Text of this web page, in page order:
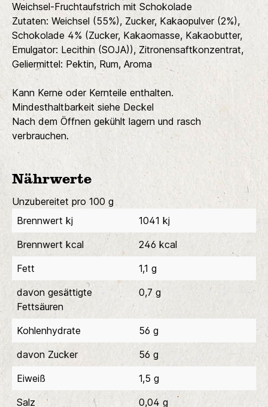
Weichsel-Fruchtaufstrich mit Schokolade
Zutaten: Weichsel (55%), Zucker, Kakaopulver (2%),
Schokolade 4% (Zucker, Kakaomasse, Kakaobutter,
Emulgator: Lecithin (SOJA)), Zitronensaftkonzentrat,
Geliermittel: Pektin, Rum, Aroma
Kann Kerne oder Kernteile enthalten.
Mindesthaltbarkeit siehe Deckel
Nach dem Öffnen gekühlt lagern und rasch
verbrauchen.
Nährwerte
Unzubereitet pro 100 g
Brennwert kj
1041 kj
Brennwert kcal
246 kcal
Fett
1,1 g
davon gesättigte
Fettsäuren
0,7 g
Kohlenhydrate
56 g
davon Zucker
56 g
Eiweiß
1,5 g
Salz
0,04 g